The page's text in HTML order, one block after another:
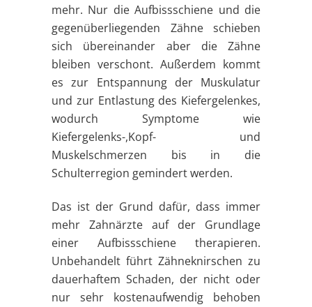
mehr. Nur die Aufbissschiene und die
gegenüberliegenden Zähne schieben
sich übereinander aber die Zähne
bleiben verschont. Außerdem kommt
es zur Entspannung der Muskulatur
und zur Entlastung des Kiefergelenkes,
wodurch Symptome wie
Kiefergelenks-,Kopf- und
Muskelschmerzen bis in die
Schulterregion gemindert werden.
Das ist der Grund dafür, dass immer
mehr Zahnärzte auf der Grundlage
einer Aufbissschiene therapieren.
Unbehandelt führt Zähneknirschen zu
dauerhaftem Schaden, der nicht oder
nur sehr kostenaufwendig behoben